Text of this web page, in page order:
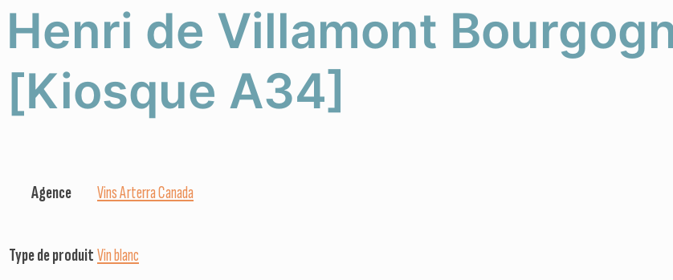
Henri de Villamont
[Kiosque A34]
Agence Vins Arterra Canada
Type de produitVin blanc